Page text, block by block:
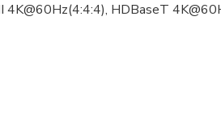
4K@60Hz(4:4:4), HDBaseT